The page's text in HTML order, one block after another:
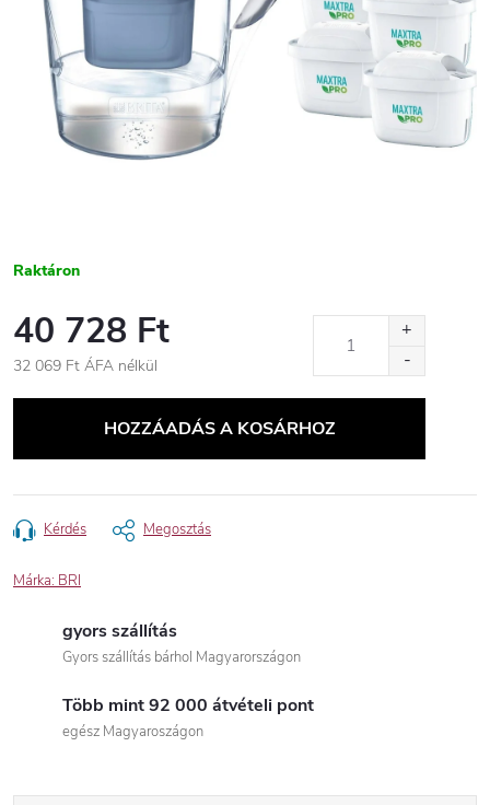
Raktáron
40 728 Ft
32 069 Ft ÁFA nélkül
HOZZÁADÁS A KOSÁRHOZ
Kérdés Megosztás
Márka: BRI
gyors szállítás
Gyors szállítás bárhol Magyarországon
Több mint 92 000 átvételi pont
egész Magyaroszágon